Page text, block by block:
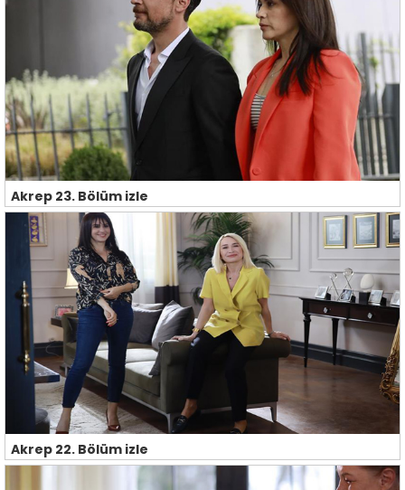
Akrep 23. Bölüm izle
Akrep 22. Bölüm izle